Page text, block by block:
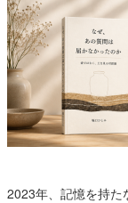
2023年、記憶を持た